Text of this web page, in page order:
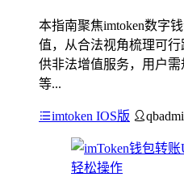
本指南聚焦imtoken数字
值，从合法视角梳理可
供非法增值服务，用户
等...
imtoken IOS版